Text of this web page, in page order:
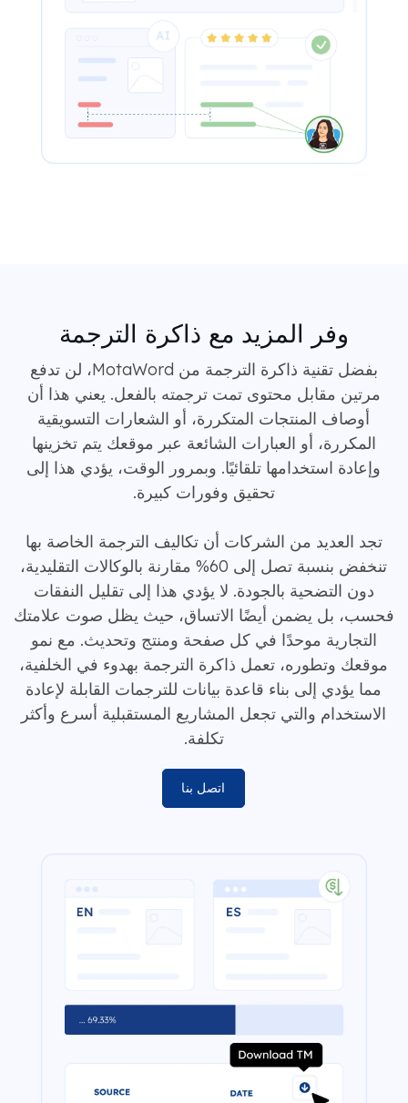
وفر المزيد مع ذاكرة الترجمة
بفضل تقنية ذاكرة الترجمة من MotaWord، لن تدفع
مرتين مقابل محتوى تمت ترجمته بالفعل. يعني هذا أن
أوصاف المنتجات المتكررة، أو الشعارات التسويقية
المكررة، أو العبارات الشائعة عبر موقعك يتم تخزينها
وإعادة استخدامها تلقائيًا. وبمرور الوقت، يؤدي هذا إلى
تحقيق وفورات كبيرة.
تجد العديد من الشركات أن تكاليف الترجمة الخاصة بها
تنخفض بنسبة تصل إلى 60% مقارنة بالوكالات التقليدية،
دون التضحية بالجودة. لا يؤدي هذا إلى تقليل النفقات
فحسب، بل يضمن أيضًا الاتساق، حيث يظل صوت علامتك
التجارية موحدًا في كل صفحة ومنتج وتحديث. مع نمو
موقعك وتطوره، تعمل ذاكرة الترجمة بهدوء في الخلفية،
مما يؤدي إلى بناء قاعدة بيانات للترجمات القابلة لإعادة
الاستخدام والتي تجعل المشاريع المستقبلية أسرع وأكثر
تكلفة.
اتصل بنا